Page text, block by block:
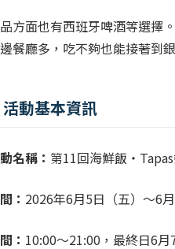
方面也有西班牙啤酒等選擇
餐廳多，吃不夠也能接著到
活動基本資訊
名稱： 第11回海鮮飯・
： 2026年6月5日（五）～6月
： 10:00～21:00，最終日6月